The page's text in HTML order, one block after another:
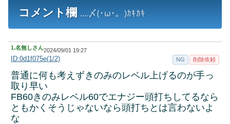
コメント欄 ....〆(･ω･。)ｶｷｶｷ
1.名無しさん2024/09/01 19:27
ID:0d1f075e(1/2) NG 削除依頼
普通に何も考えずきのみのレベル上げるのが手っ
取り早い
FB60きのみレベル60でエナジー頭打ちしてるなら
ともかくそうじゃないなら頭打ちとは言わないよ
な